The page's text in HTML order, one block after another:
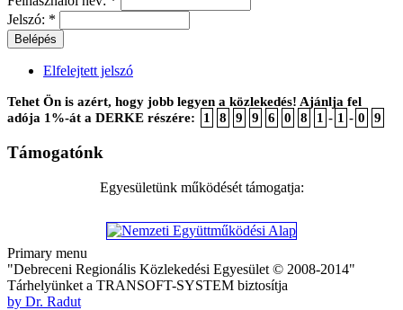
Jelszó: *
Elfelejtett jelszó
Tehet Ön is azért, hogy jobb legyen a közlekedés! Ajánlja fel
adója 1%-át a DERKE részére:
1 8 9 9 6 0 8 1 - 1 - 0 9
Támogatónk
Egyesületünk működését támogatja:
Primary menu
"Debreceni Regionális Közlekedési Egyesület © 2008-2014"
Tárhelyünket a TRANSOFT-SYSTEM biztosítja
by Dr. Radut